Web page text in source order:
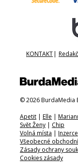
KONTAKT|
© 2026 BurdaMedia
Apetit | Elle |
Svět Ženy | Chip
Volná místa | Inzerce
Všeobecné
Zásady ochrany
Cookies zásady